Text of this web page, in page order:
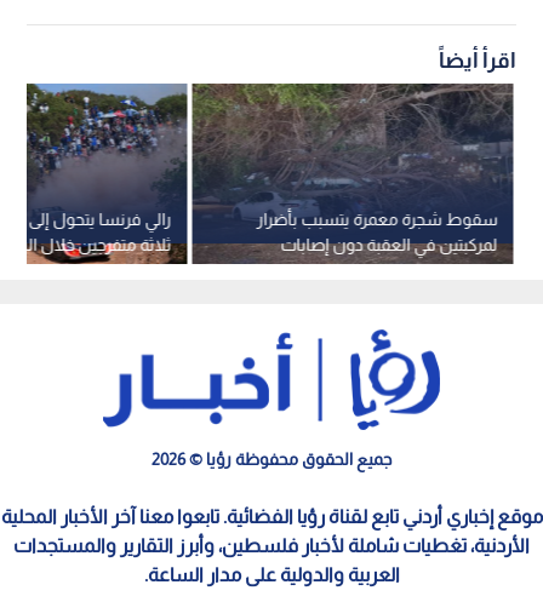
اقرأ أيضاً
رالي فرنسا يتحول إلى
ثلاثة متفرجين خلال
سقوط شجرة معمرة يتسبب بأضرار
لمركبتين في العقبة دون إصابات
جميع الحقوق محفوظة رؤيا © 2026
موقع إخباري أردني تابع لقناة رؤيا الفضائية. تابعوا معنا آخر الأخبار المحلية
الأردنية، تغطيات شاملة لأخبار فلسطين، وأبرز التقارير والمستجدات
العربية والدولية على مدار الساعة.